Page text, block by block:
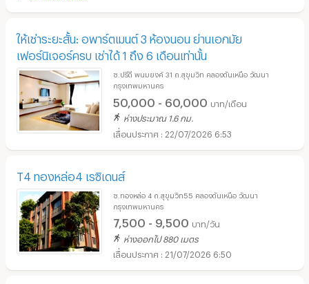
ให้เช่าระยะสั้น: อพาร์ตเมนต์ 3 ห้องนอน ย่านเอกมัย
เฟอร์นิเจอร์ครบ เช่าได้ 1 ถึง 6 เดือนเท่านั้น
ซ.ปรีดี พนมยงค์ 31 ถ.สุขุมวิท คลองตันเหนือ วัฒนา
กรุงเทพมหานคร
50,000 - 60,000 บาท/เดือน
ห่างประมาณ 1.6 กม.
22/07/2026 6:53
T4 ทองหล่อ4 เรซิเดนส์
ซ.ทองหล่อ 4 ถ.สุขุมวิท55 คลองตันเหนือ วัฒนา
กรุงเทพมหานคร
7,500 - 9,500 บาท/วัน
ห่างออกไป 880 เมตร
21/07/2026 6:50